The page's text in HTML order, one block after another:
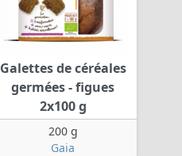
Galettes de céréales
germées - figues
2x100 g
200 g
Gaia